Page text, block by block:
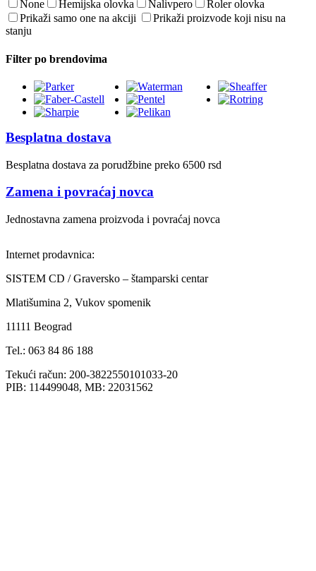
None Hemijska olovka Nalivpero
Roler olovka
Prikaži samo one na akciji
Prikaži proizvode koji nisu na
stanju
Filter po brendovima
Besplatna dostava
Besplatna dostava za porudžbine preko 6500 rsd
Zamena i povraćaj novca
Jednostavna zamena proizvoda i povraćaj novca
Internet prodavnica:
SISTEM CD / Graversko – štamparski centar
Mlatišumina 2, Vukov spomenik
11111 Beograd
Tel.: 063 84 86 188
Tekući račun: 200-3822550101033-20
PIB: 114499048, MB: 22031562